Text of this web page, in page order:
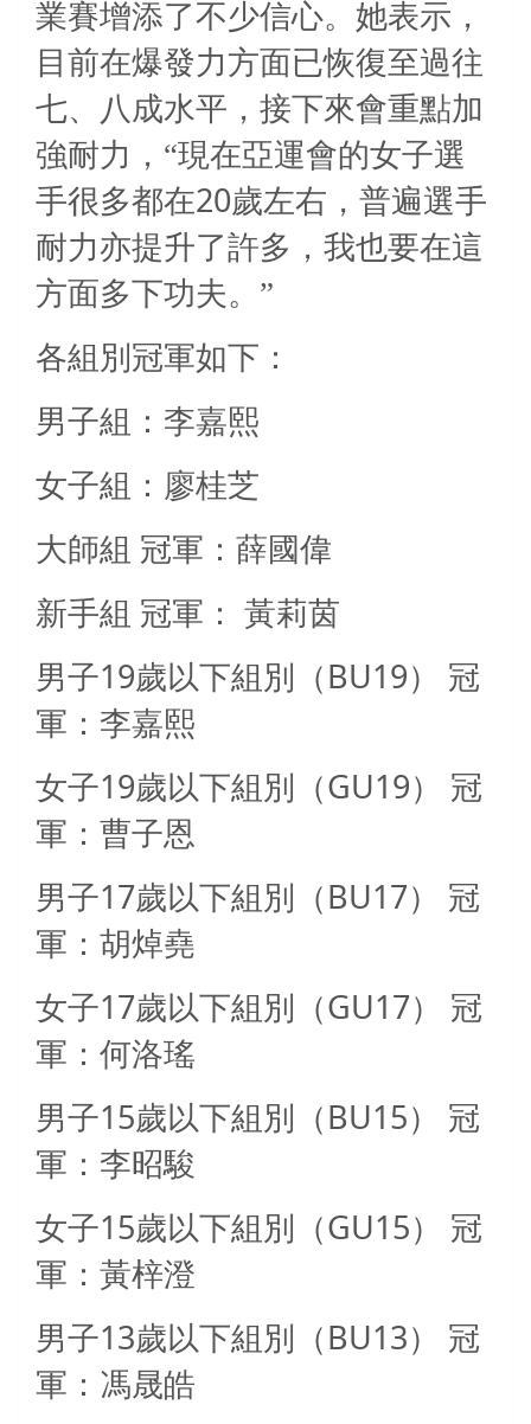
業賽增添了不少信心。她表示，
目前在爆發力方面已恢復至過往
七、八成水平，接下來會重點加
強耐力，“現在亞運會的女子選
手很多都在20歲左右，普遍選手
耐力亦提升了許多，我也要在這
方面多下功夫。”
各組別冠軍如下：
男子組：李嘉熙
女子組：廖桂芝
大師組 冠軍：薛國偉
新手組 冠軍：
黃莉茵
男子19歲以下組別（ BU19）
冠
軍：李嘉熙
女子19歲以下組別（GU19）
冠
軍：曹子恩
男子17歲以下組別（ BU17）
冠
軍：胡焯堯
女子17歲以下組別（GU17）
冠
軍：何洛瑤
男子15歲以下組別（ BU15）
冠
軍：李昭駿
女子15歲以下組別（GU15）
冠
軍：黃梓澄
男子13歲以下組別（ BU13）
冠
軍：馮晟皓